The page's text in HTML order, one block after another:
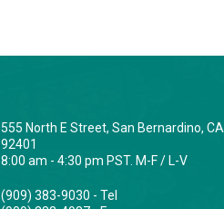
555 North E Street, San Bernardino, CA
92401
8:00 am - 4:30 pm PST. M-F / L-V
(909) 383-9030 - Tel